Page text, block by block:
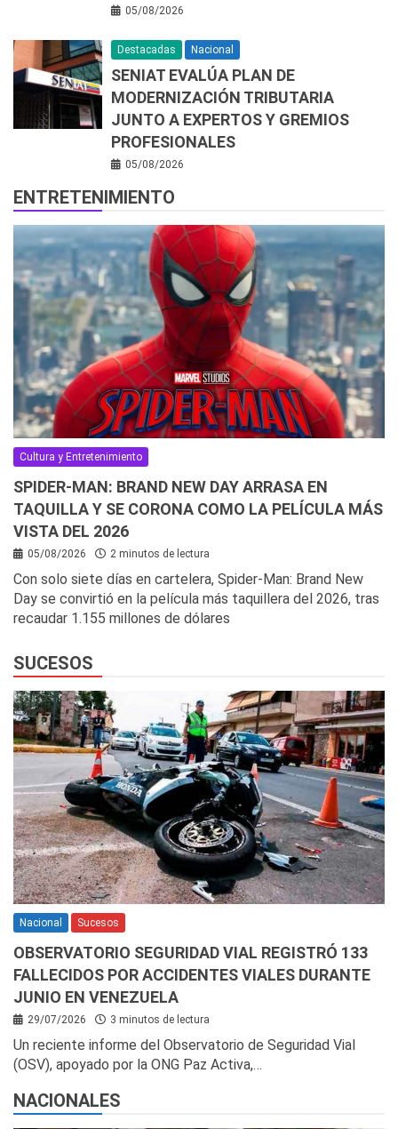
05/08/2026
Destacadas Nacional
SENIAT EVALÚA PLAN DE
MODERNIZACIÓN TRIBUTARIA
JUNTO A EXPERTOS Y GREMIOS
PROFESIONALES
05/08/2026
ENTRETENIMIENTO
Cultura y Entretenimiento
SPIDER-MAN: BRAND NEW DAY ARRASA EN
TAQUILLA Y SE CORONA COMO LA PELÍCULA MÁS
VISTA DEL 2026
05/08/2026 2 minutos de lectura
Con solo siete días en cartelera, Spider-Man: Brand New
Day se convirtió en la película más taquillera del 2026, tras
recaudar 1.155 millones de dólares
SUCESOS
Nacional Sucesos
OBSERVATORIO SEGURIDAD VIAL REGISTRÓ 133
FALLECIDOS POR ACCIDENTES VIALES DURANTE
JUNIO EN VENEZUELA
29/07/2026 3 minutos de lectura
Un reciente informe del Observatorio de Seguridad Vial
(OSV), apoyado por la ONG Paz Activa,…
NACIONALES